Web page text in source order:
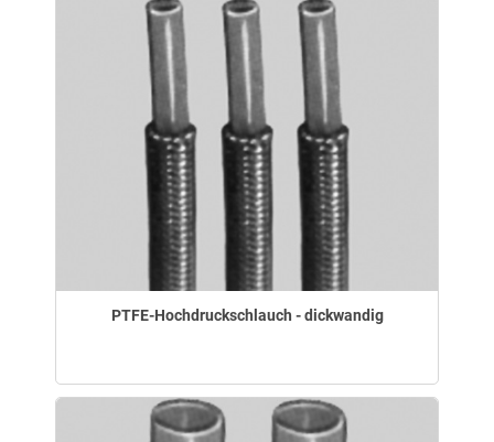
PTFE-Hochdruckschlauch - dickwandig